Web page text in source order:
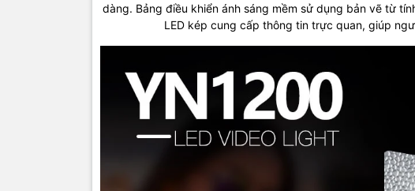
dàng. Bảng điều khiển ánh sáng mềm sử dụng bản vẽ từ
LED kép cung cấp thông tin trực quan, giúp